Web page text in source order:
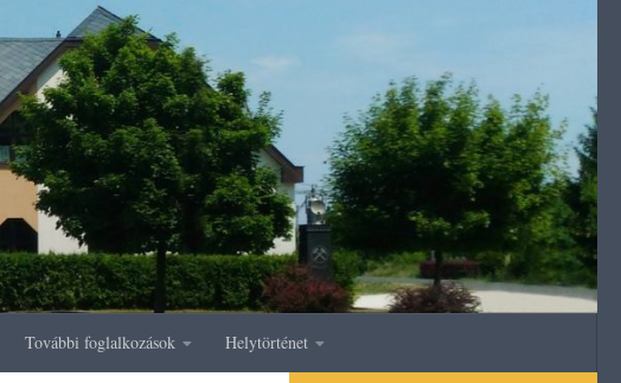
További foglalkozások Helytörténet